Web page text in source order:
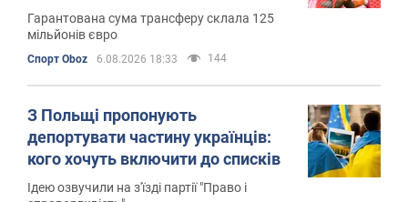
Гарантована сума трансферу склала 125
мільйонів євро
Спорт Oboz 6.08.2026 18:33 144
З Польщі пропонують
депортувати частину українців:
кого хочуть включити до списків
Ідею озвучили на з'їзді партії "Право і